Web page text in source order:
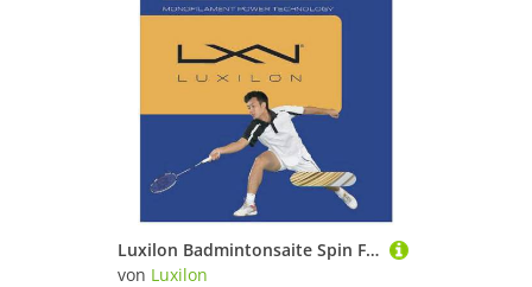
Luxilon Badmintonsaite Spin Force 0.67mm beige 10m Set, Saitendicke: 0.67
von Luxilon